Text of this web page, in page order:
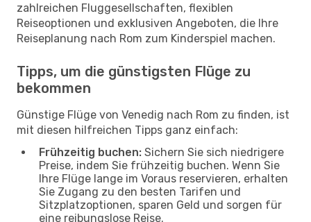
zahlreichen Fluggesellschaften, flexiblen
Reiseoptionen und exklusiven Angeboten, die Ihre
Reiseplanung nach Rom zum Kinderspiel machen.
Tipps, um die günstigsten Flüge zu
bekommen
Günstige Flüge von Venedig nach Rom zu finden, ist
mit diesen hilfreichen Tipps ganz einfach:
Frühzeitig buchen: Sichern Sie sich niedrigere
Preise, indem Sie frühzeitig buchen. Wenn Sie
Ihre Flüge lange im Voraus reservieren, erhalten
Sie Zugang zu den besten Tarifen und
Sitzplatzoptionen, sparen Geld und sorgen für
eine reibungslose Reise.